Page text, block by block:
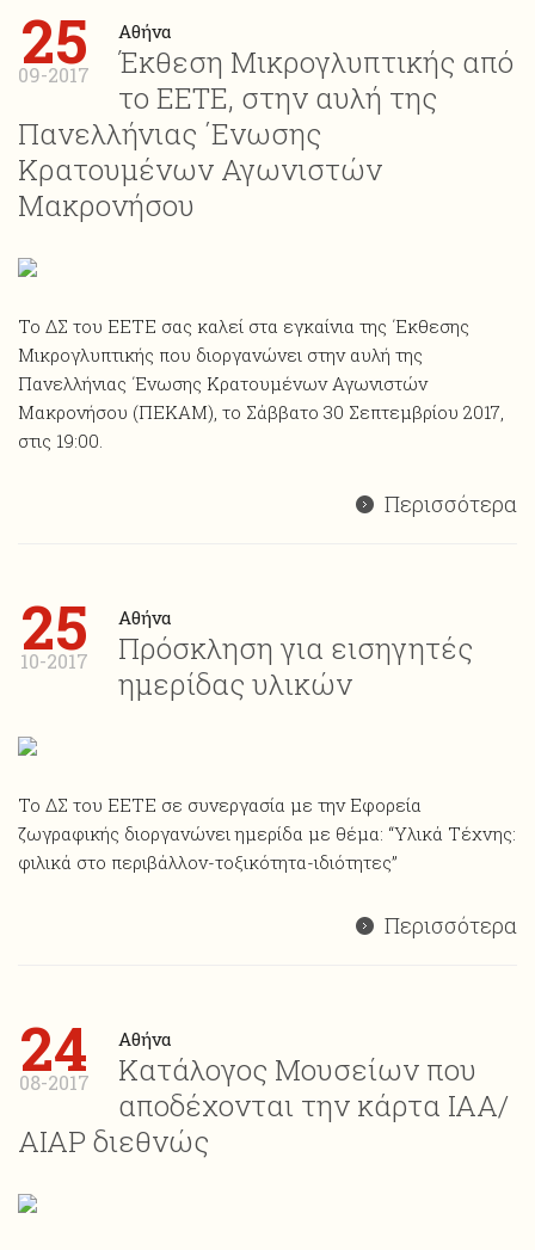
25
09-2017
Αθήνα
Έκθεση Μικρογλυπτικής από
το ΕΕΤΕ, στην αυλή της
Πανελλήνιας ΄Ενωσης
Κρατουμένων Αγωνιστών
Μακρονήσου
Το ΔΣ του ΕΕΤΕ σας καλεί στα εγκαίνια της ΄Εκθεσης
Μικρογλυπτικής που διοργανώνει στην αυλή της
Πανελλήνιας ΄Ενωσης Κρατουμένων Αγωνιστών
Μακρονήσου (ΠΕΚΑΜ), το Σάββατο 30 Σεπτεμβρίου 2017,
στις 19:00.
Περισσότερα
25
10-2017
Αθήνα
Πρόσκληση για εισηγητές
ημερίδας υλικών
Το ΔΣ του ΕΕΤΕ σε συνεργασία με την Εφορεία
ζωγραφικής διοργανώνει ημερίδα με θέμα: “Υλικά Τέχνης:
φιλικά στο περιβάλλον-τοξικότητα-ιδιότητες”
Περισσότερα
24
08-2017
Αθήνα
Κατάλογος Μουσείων που
αποδέχονται την κάρτα ΙΑΑ/
ΑΙΑP διεθνώς